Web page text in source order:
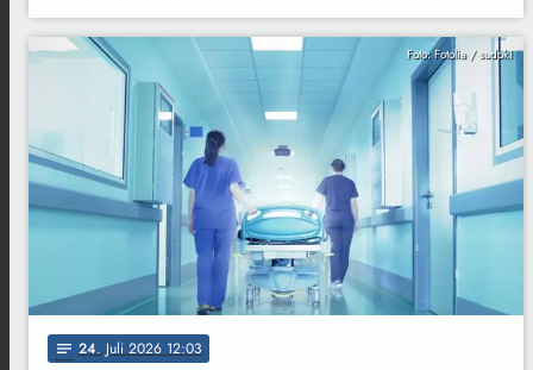
Foto: Fotolia / sudok1
notes 24. Juli 2026 12:03